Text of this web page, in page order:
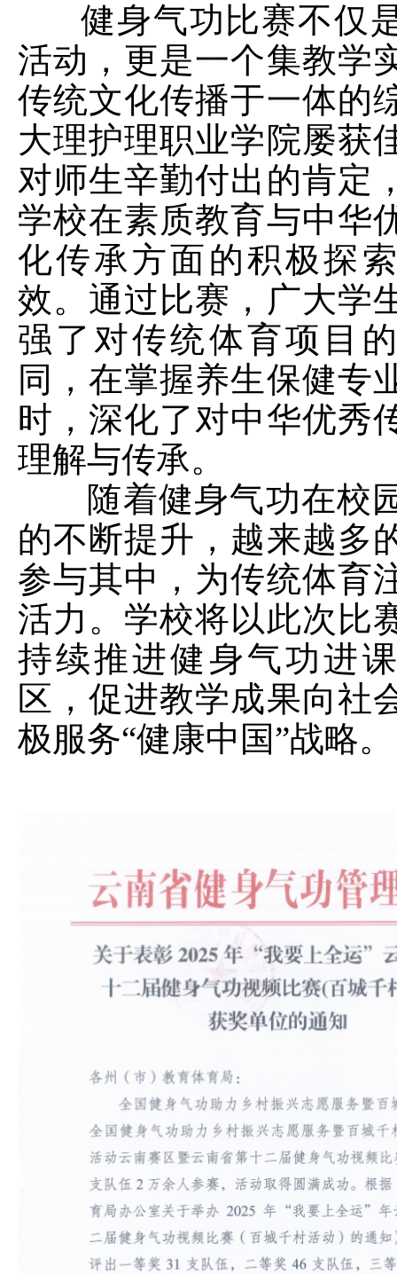
健身气功比赛不仅
活动，更是一个集教学
传统文化传播于一体的
大理护理职业学院屡获
对师生辛勤付出的肯定
学校在素质教育与中华
化传承方面的积极探
效。通过比赛，广大学
强了对传统体育项目
同，在掌握养生保健专
时，深化了对中华优秀
理解与传承。
随着健身气功在校
的不断提升，越来越多
参与其中，为传统体育
活力。学校将以此次比
持续推进健身气功进
区，促进教学成果向社
极服务“健康中国”战略。